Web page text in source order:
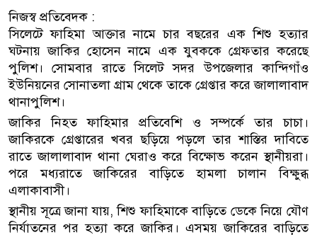
নিজস্ব প্রতিবেদক :
সিলেটে ফাহিমা আক্তার নামে চার বছরের এক শিশু হত্যার
ঘটনায় জাকির হোসেন নামে এক যুবককে গ্রেফতার করেছে
পুলিশ। সোমবার রাতে সিলেট সদর উপজেলার কান্দিগাঁও
ইউনিয়নের সোনাতলা গ্রাম থেকে তাকে গ্রেপ্তার করে জালালাবাদ
থানাপুলিশ।
জাকির নিহত ফাহিমার প্রতিবেশি ও সম্পর্কে তার চাচা।
জাকিরকে গ্রেপ্তারের খবর ছড়িয়ে পড়লে তার শাস্তির দাবিতে
রাতে জালালাবাদ থানা ঘেরাও করে বিক্ষোভ করেন স্থানীয়রা।
পরে মধ্যরাতে জাকিরের বাড়িতে হামলা চালান বিক্ষুব্ধ
এলাকাবাসী।
স্থানীয় সূত্রে জানা যায়, শিশু ফাহিমাকে বাড়িতে ডেকে নিয়ে যৌণ
নির্যাতনের পর হত্যা করে জাকির। এসময় জাকিরের বাড়িতে